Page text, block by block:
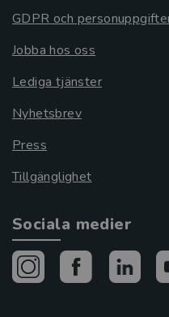
GDPR och
Jobba hos oss
Lediga tjänster
Nyhetsbrev
Press
Tillgänglighet
Sociala medier